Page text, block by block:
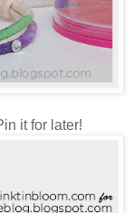
it for later!